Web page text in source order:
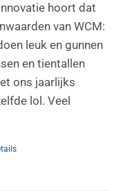
hoort dat
van WCM:
leuk en gunnen
en tientallen
ons jaarlijks
lol. Veel